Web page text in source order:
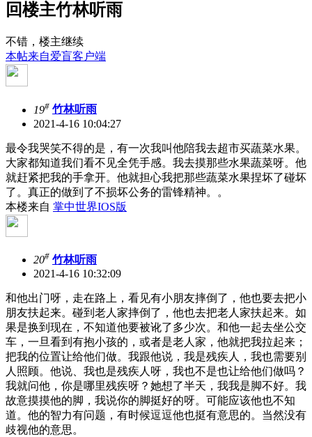
回楼主竹林听雨
不错，楼主继续
本帖来自爱盲客户端
19# 竹林听雨
2021-4-16 10:04:27
最令我哭笑不得的是，有一次我叫他陪我去超市买蔬菜水果。
大家都知道我们看不见全凭手感。我去摸那些水果蔬菜呀。他
就赶紧把我的手拿开。他就担心我把那些蔬菜水果捏坏了碰坏
了。真正的做到了不损坏公务的雷锋精神。。
本楼来自 掌中世界IOS版
20# 竹林听雨
2021-4-16 10:32:09
和他出门呀，走在路上，看见有小朋友摔倒了，他也要去把小
朋友扶起来。碰到老人家摔倒了，他也去把老人家扶起来。如
果是换到现在，不知道他要被讹了多少次。和他一起去坐公交
车，一旦看到有抱小孩的，或者是老人家，他就把我拉起来；
把我的位置让给他们做。我跟他说，我是残疾人，我也需要别
人照顾。他说、我也是残疾人呀，我也不是也让给他们做吗？
我就问他，你是哪里残疾呀？她想了半天，我我是脚不好。我
故意摸摸他的脚，我说你的脚挺好的呀。可能应该他也不知
道。他的智力有问题，有时候逗逗他也挺有意思的。当然没有
歧视他的意思。